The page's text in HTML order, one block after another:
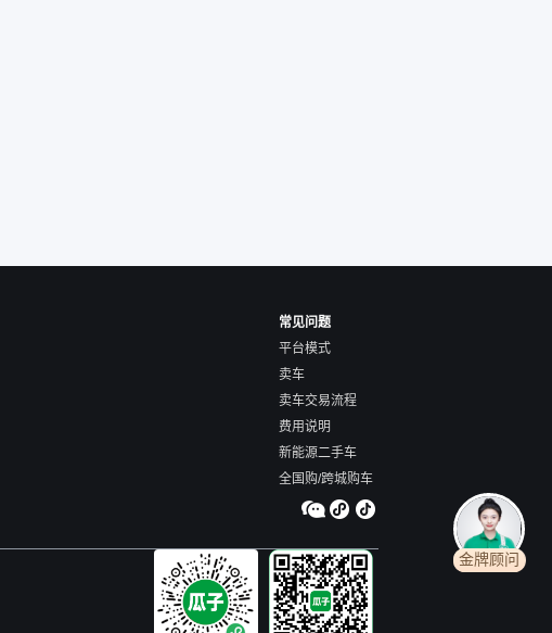
常见问题
平台模式
卖车
卖车交易流程
费用说明
新能源二手车
全国购/跨城购车
金牌顾问